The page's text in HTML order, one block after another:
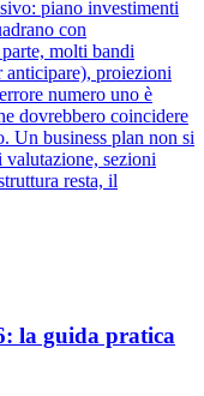
piano investimenti
con
molti bandi
anticipare), proiezioni
numero uno è
dovrebbero coincidere
Un business plan non si
sezioni
resta, il
la guida pratica